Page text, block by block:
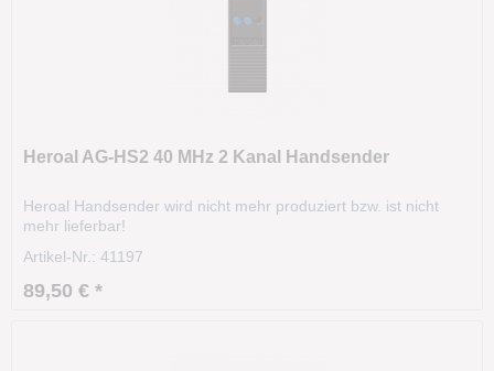
Heroal AG-HS2 40 MHz 2 Kanal Handsender
Heroal Handsender wird nicht mehr produziert bzw. ist nicht
mehr lieferbar!
Artikel-Nr.: 41197
89,50 € *